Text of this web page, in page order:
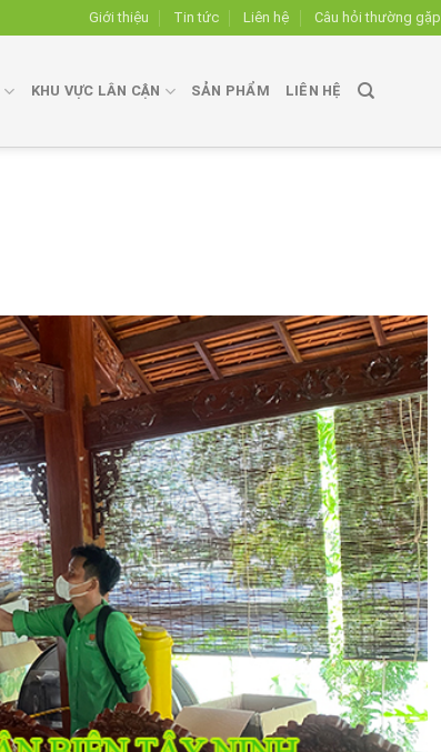
Giới thiệu Tin tức Liên hệ Câu hỏi thường gặp
KHU VỰC LÂN CẬN SẢN PHẨM LIÊN HỆ